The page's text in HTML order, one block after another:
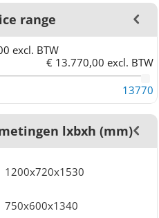
range
excl. BTW
€ 13.770,00 excl. BTW
13770
lxbxh (mm)
1200x720x1530
750x600x1340